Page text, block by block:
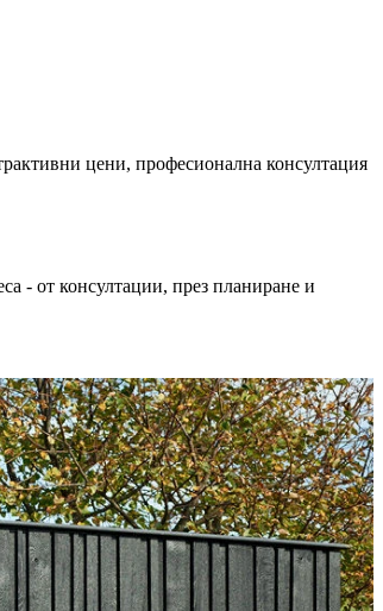
цени, професионална консултация
- от консултации, през планиране и